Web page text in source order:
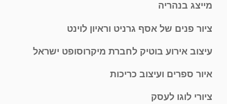
מייצג בנהריה
ציור פנים של אסף גרניט וראיון לוינט
עיצוב אירוע בוטיק לחברת מיקרוסופט ישראל
איור ספרים ועיצוב כריכות
ציורי לוגו לעסק